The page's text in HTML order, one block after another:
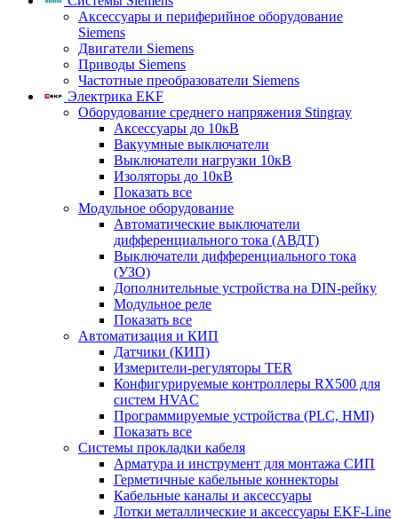
Аксессуары и периферийное оборудование
Siemens
Двигатели Siemens
Приводы Siemens
Частотные преобразователи Siemens
Электрика EKF
Оборудование среднего напряжения Stingray
Аксессуары до 10кВ
Вакуумные выключатели
Выключатели нагрузки 10кВ
Изоляторы до 10кВ
Показать все
Модульное оборудование
Автоматические выключатели
дифференциального тока (АВДТ)
Выключатели дифференциального тока
(УЗО)
Дополнительные устройства на DIN-рейку
Модульное реле
Показать все
Автоматизация и КИП
Датчики (КИП)
Измерители-регуляторы TER
Конфигурируемые контроллеры RX500 для
систем HVAC
Программируемые устройства (PLC, HMI)
Показать все
Системы прокладки кабеля
Арматура и инструмент для монтажа СИП
Герметичные кабельные коннекторы
Кабельные каналы и аксессуары
Лотки металлические и аксессуары EKF-Line